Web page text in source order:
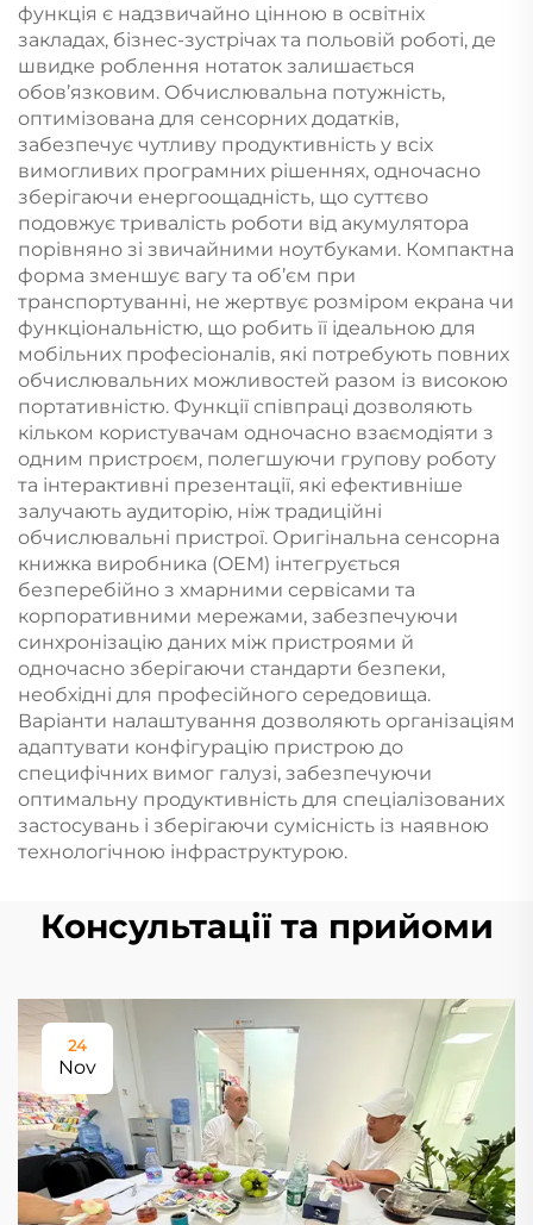
функція є надзвичайно цінною в освітніх
закладах, бізнес-зустрічах та польовій роботі, де
швидке роблення нотаток залишається
обов’язковим. Обчислювальна потужність,
оптимізована для сенсорних додатків,
забезпечує чутливу продуктивність у всіх
вимогливих програмних рішеннях, одночасно
зберігаючи енергоощадність, що суттєво
подовжує тривалість роботи від акумулятора
порівняно зі звичайними ноутбуками. Компактна
форма зменшує вагу та об’єм при
транспортуванні, не жертвує розміром екрана чи
функціональністю, що робить її ідеальною для
мобільних професіоналів, які потребують повних
обчислювальних можливостей разом із високою
портативністю. Функції співпраці дозволяють
кільком користувачам одночасно взаємодіяти з
одним пристроєм, полегшуючи групову роботу
та інтерактивні презентації, які ефективніше
залучають аудиторію, ніж традиційні
обчислювальні пристрої. Оригінальна сенсорна
книжка виробника (OEM) інтегрується
безперебійно з хмарними сервісами та
корпоративними мережами, забезпечуючи
синхронізацію даних між пристроями й
одночасно зберігаючи стандарти безпеки,
необхідні для професійного середовища.
Варіанти налаштування дозволяють організаціям
адаптувати конфігурацію пристрою до
специфічних вимог галузі, забезпечуючи
оптимальну продуктивність для спеціалізованих
застосувань і зберігаючи сумісність із наявною
технологічною інфраструктурою.
Консультації та прийоми
24
Nov